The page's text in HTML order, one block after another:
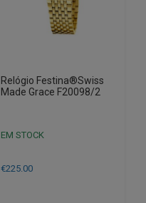
Relógio Festina®Swiss
Made Grace F20098/2
EM STOCK
€225.00